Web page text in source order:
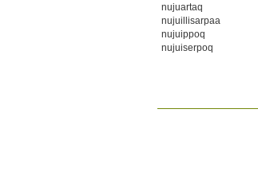
nujuartaq
nujuillisarpaa
nujuippoq
nujuiserpoq